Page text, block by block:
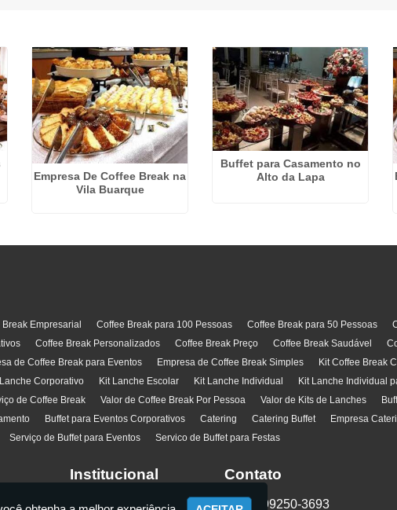
Empresa De Coffee Break na
Vila Buarque
Buffet para Casamento no
Alto da Lapa
Empresarial Coffee Break para 100 Pessoas Coffee Break para 50 Pessoas
Coffee Break Personalizados Coffee Break Preço Coffee Break Saudável
de Coffee Break para Eventos Empresa de Coffee Break Simples Kit Coffee Break
Corporativo Kit Lanche Escolar Kit Lanche Individual Kit Lanche Individual
de Coffee Break Valor de Coffee Break Por Pessoa Valor de Kits de Lanches
Buffet para Eventos Corporativos Catering Catering Buffet Empresa
Serviço de Buffet para Eventos Servico de Buffet para Festas
Institucional
Home
Contato
(11) 99250-3693